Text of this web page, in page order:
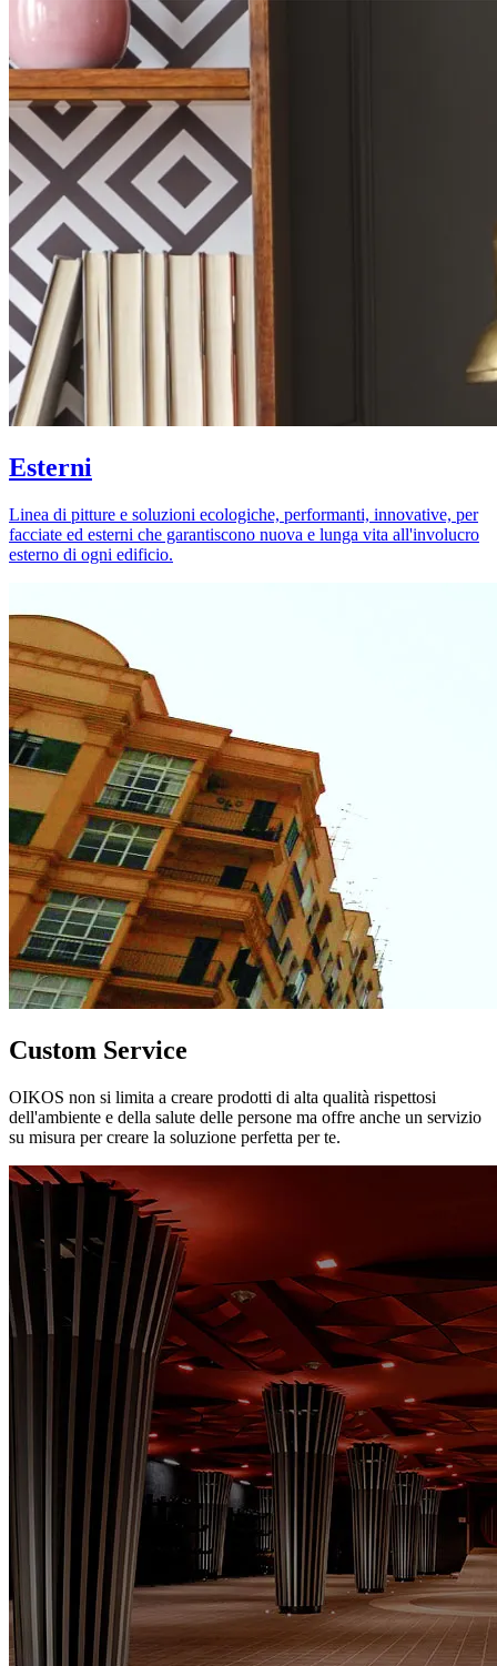
Esterni
Linea di pitture e soluzioni ecologiche, performanti, innovative, per
facciate ed esterni che garantiscono nuova e lunga vita all'involucro
esterno di ogni edificio.
Custom Service
OIKOS non si limita a creare prodotti di alta qualità rispettosi
dell'ambiente e della salute delle persone ma offre anche un servizio
su misura per creare la soluzione perfetta per te.